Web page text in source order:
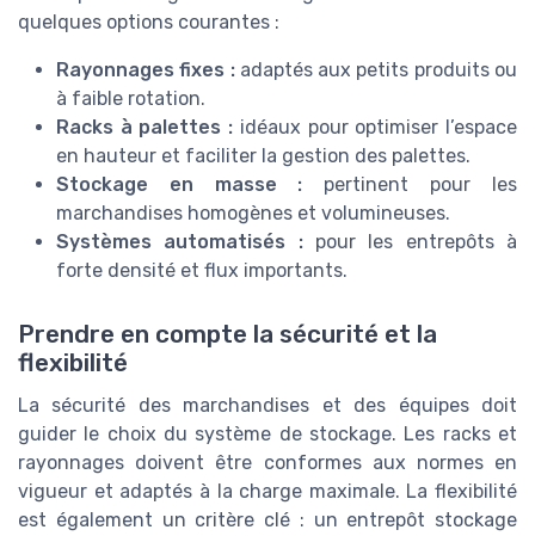
quelques options courantes :
Rayonnages fixes :adaptés aux petits produits ou
à faible rotation.
Racks à palettes : idéaux pour optimiser l’espace
en hauteur et faciliter la gestion des palettes.
Stockage en masse : pertinent pour les
marchandises homogènes et volumineuses.
Systèmes automatisés :pour les entrepôts à
forte densité et flux importants.
Prendre en compte la sécurité et la
flexibilité
La sécurité des marchandises et des équipes doit
guider le choix du système de stockage. Les racks et
rayonnages doivent être conformes aux normes en
vigueur et adaptés à la charge maximale. La flexibilité
est également un critère clé : un entrepôt stockage